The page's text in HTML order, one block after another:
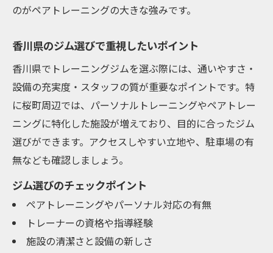
のがペアトレーニングの大きな強みです。
香川県のジム選びで重視したいポイント
香川県でトレーニングジムを選ぶ際には、通いやすさ・
設備の充実度・スタッフの質が重要なポイントです。特
に桜町周辺では、パーソナルトレーニングやペアトレー
ニングに特化した施設が増えており、目的に合ったジム
選びができます。アクセスしやすい立地や、駐車場の有
無なども確認しましょう。
ジム選びのチェックポイント
ペアトレーニングやパーソナル対応の有無
トレーナーの資格や指導経験
施設の清潔さと設備の新しさ